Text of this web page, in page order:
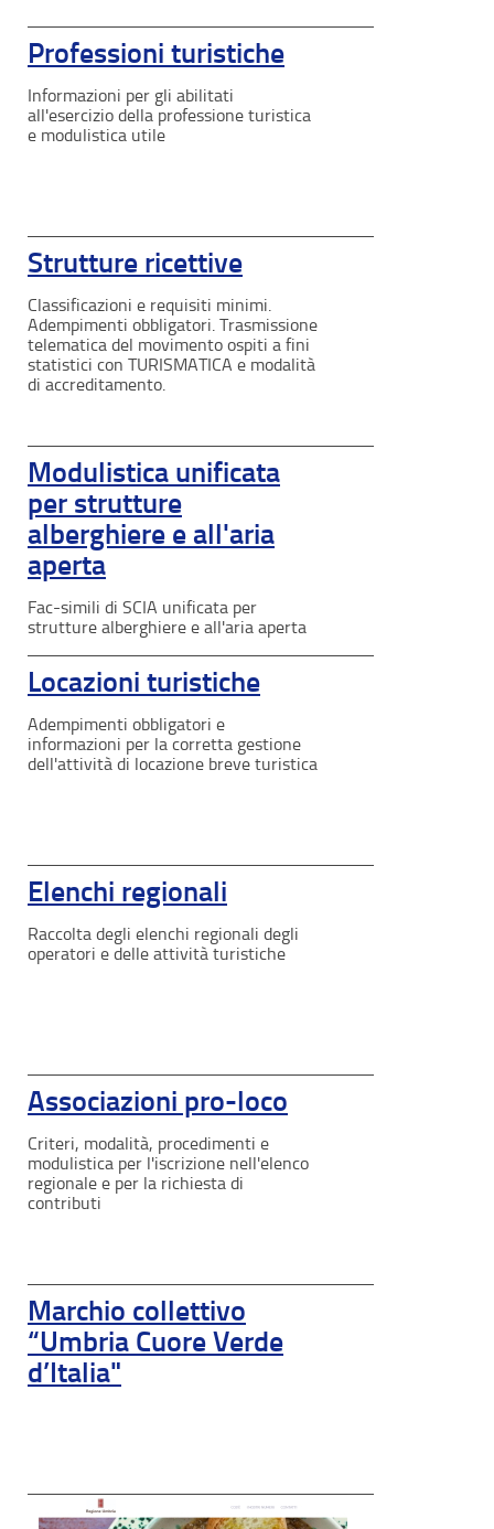
Professioni turistiche
Informazioni per gli abilitati
all'esercizio della professione turistica
e modulistica utile
Strutture ricettive
Classificazioni e requisiti minimi.
Adempimenti obbligatori. Trasmissione
telematica del movimento ospiti a fini
statistici con TURISMATICA e modalità
di accreditamento.
Modulistica unificata
per strutture
alberghiere e all'aria
aperta
Fac-simili di SCIA unificata per
strutture alberghiere e all'aria aperta
Locazioni turistiche
Adempimenti obbligatori e
informazioni per la corretta gestione
dell'attività di locazione breve turistica
Elenchi regionali
Raccolta degli elenchi regionali degli
operatori e delle attività turistiche
Associazioni pro-loco
Criteri, modalità, procedimenti e
modulistica per l'iscrizione nell'elenco
regionale e per la richiesta di
contributi
Marchio collettivo
“Umbria Cuore Verde
d’Italia"